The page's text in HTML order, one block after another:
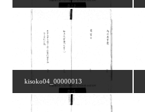
kisoko04_00000013